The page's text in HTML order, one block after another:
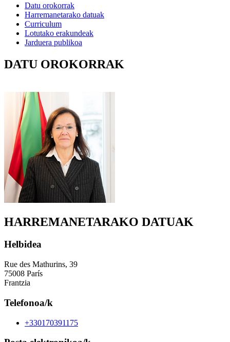
Datu orokorrak
Harremanetarako datuak
Curriculum
Lotutako erakundeak
Jarduera publikoa
DATU OROKORRAK
HARREMANETARAKO DATUAK
Helbidea
Rue des Mathurins, 39
75008 París
Frantzia
Telefonoa/k
+330170391175